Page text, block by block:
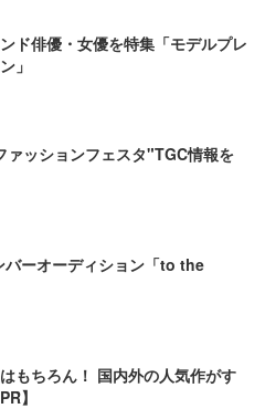
ド俳優・女優を特集「モデルプレ
」
ァッションフェスタ"TGC情報を
ーオーディション「to the
もちろん！ 国内外の人気作がす
】